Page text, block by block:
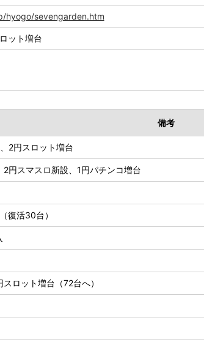
hyogo/sevengarden.htm
ット増台
備考
2円スロット増台
円スマスロ新設、1円パチンコ増台
復活30台）
ロット増台（72台へ）